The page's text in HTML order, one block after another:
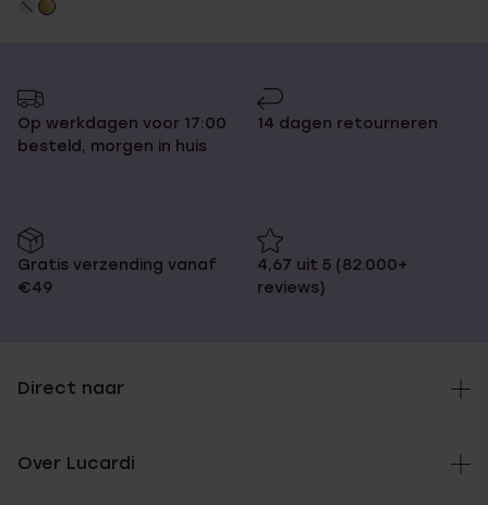
Op werkdagen voor 17:00
besteld, morgen in huis
14 dagen retourneren
Gratis verzending vanaf
€49
4,67 uit 5 (82.000+
reviews)
Direct naar
Over Lucardi